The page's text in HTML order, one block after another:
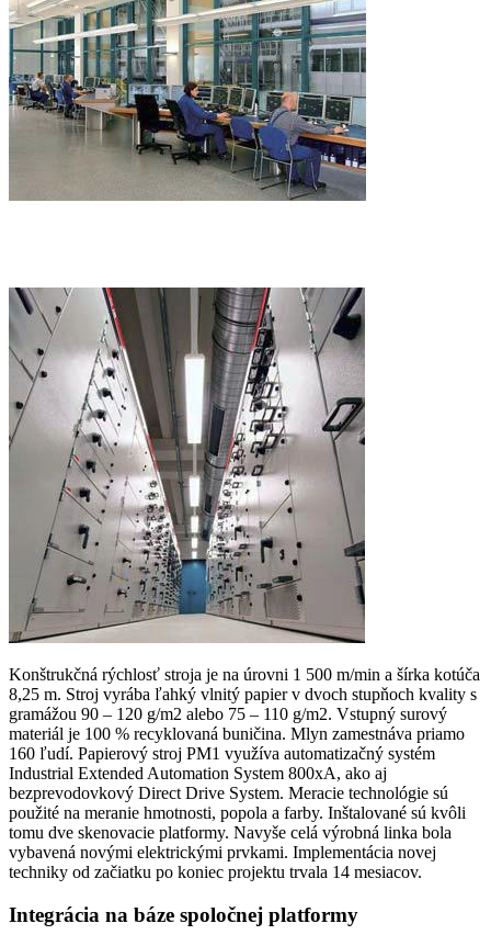
Konštrukčná rýchlosť stroja je na úrovni 1 500 m/min a šírka kotúča
8,25 m. Stroj vyrába ľahký vlnitý papier v dvoch stupňoch kvality s
gramážou 90 – 120 g/m2 alebo 75 – 110 g/m2. Vstupný surový
materiál je 100 % recyklovaná buničina. Mlyn zamestnáva priamo
160 ľudí. Papierový stroj PM1 využíva automatizačný systém
Industrial Extended Automation System 800xA, ako aj
bezprevodovkový Direct Drive System. Meracie technológie sú
použité na meranie hmotnosti, popola a farby. Inštalované sú kvôli
tomu dve skenovacie platformy. Navyše celá výrobná linka bola
vybavená novými elektrickými prvkami. Implementácia novej
techniky od začiatku po koniec projektu trvala 14 mesiacov.
Integrácia na báze spoločnej platformy